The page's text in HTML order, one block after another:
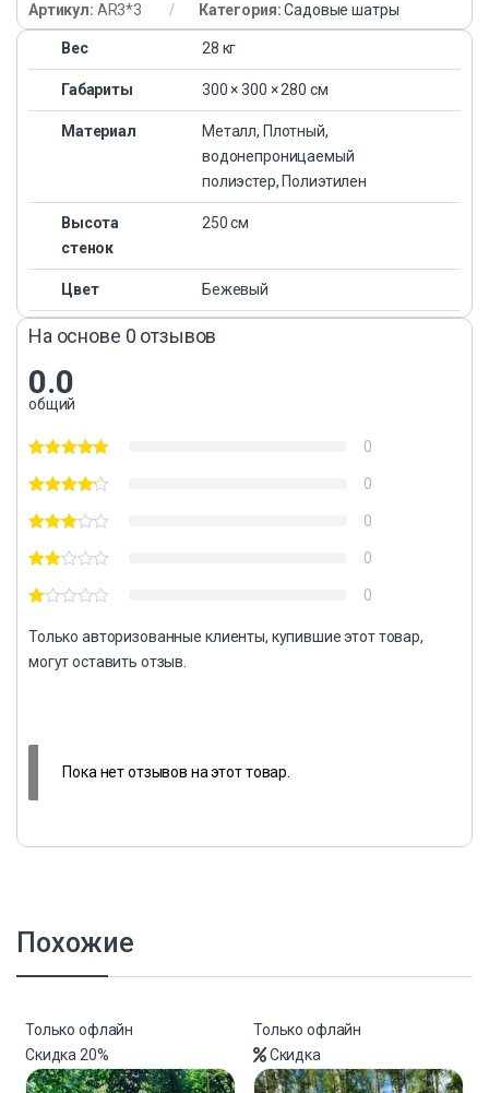
Артикул: AR3*3 Категория:Садовые шатры
Вес 28 кг
Габариты 300 × 300 × 280 см
Материал
Металл, Плотный,
водонепроницаемый
полиэстер, Полиэтилен
Высота
стенок
250 см
Цвет Бежевый
На основе 0 отзывов
0.0
общий
0
0
0
0
0
Только авторизованные клиенты, купившие этот товар,
могут оставить отзыв.
Пока нет отзывов на этот товар.
Похожие
Только офлайн
Скидка 20%
Только офлайн
Скидка